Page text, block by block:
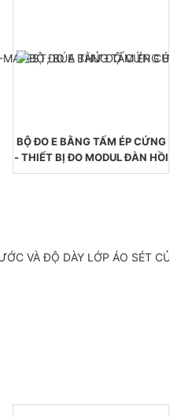
BỘ ĐO E BẰNG TẤM ÉP CỨNG
- THIẾT BỊ ĐO MODUL ĐÀN HỒI